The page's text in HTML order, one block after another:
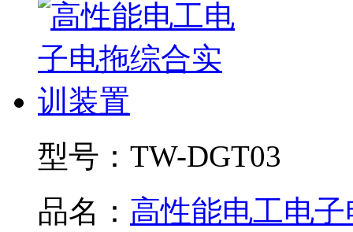
型号： TW-DGT03
品名： 高性能电工电子